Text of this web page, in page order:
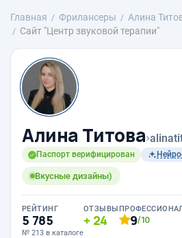
Главная Фрилансеры Алина
Сайт "Центр звуковой терапии"
Алина Титова›
Паспорт верифицирован
Вкусные дизайны)
РЕЙТИНГ
5 785
№ 213 в каталоге
ОТЗЫВЫ
24 9/10